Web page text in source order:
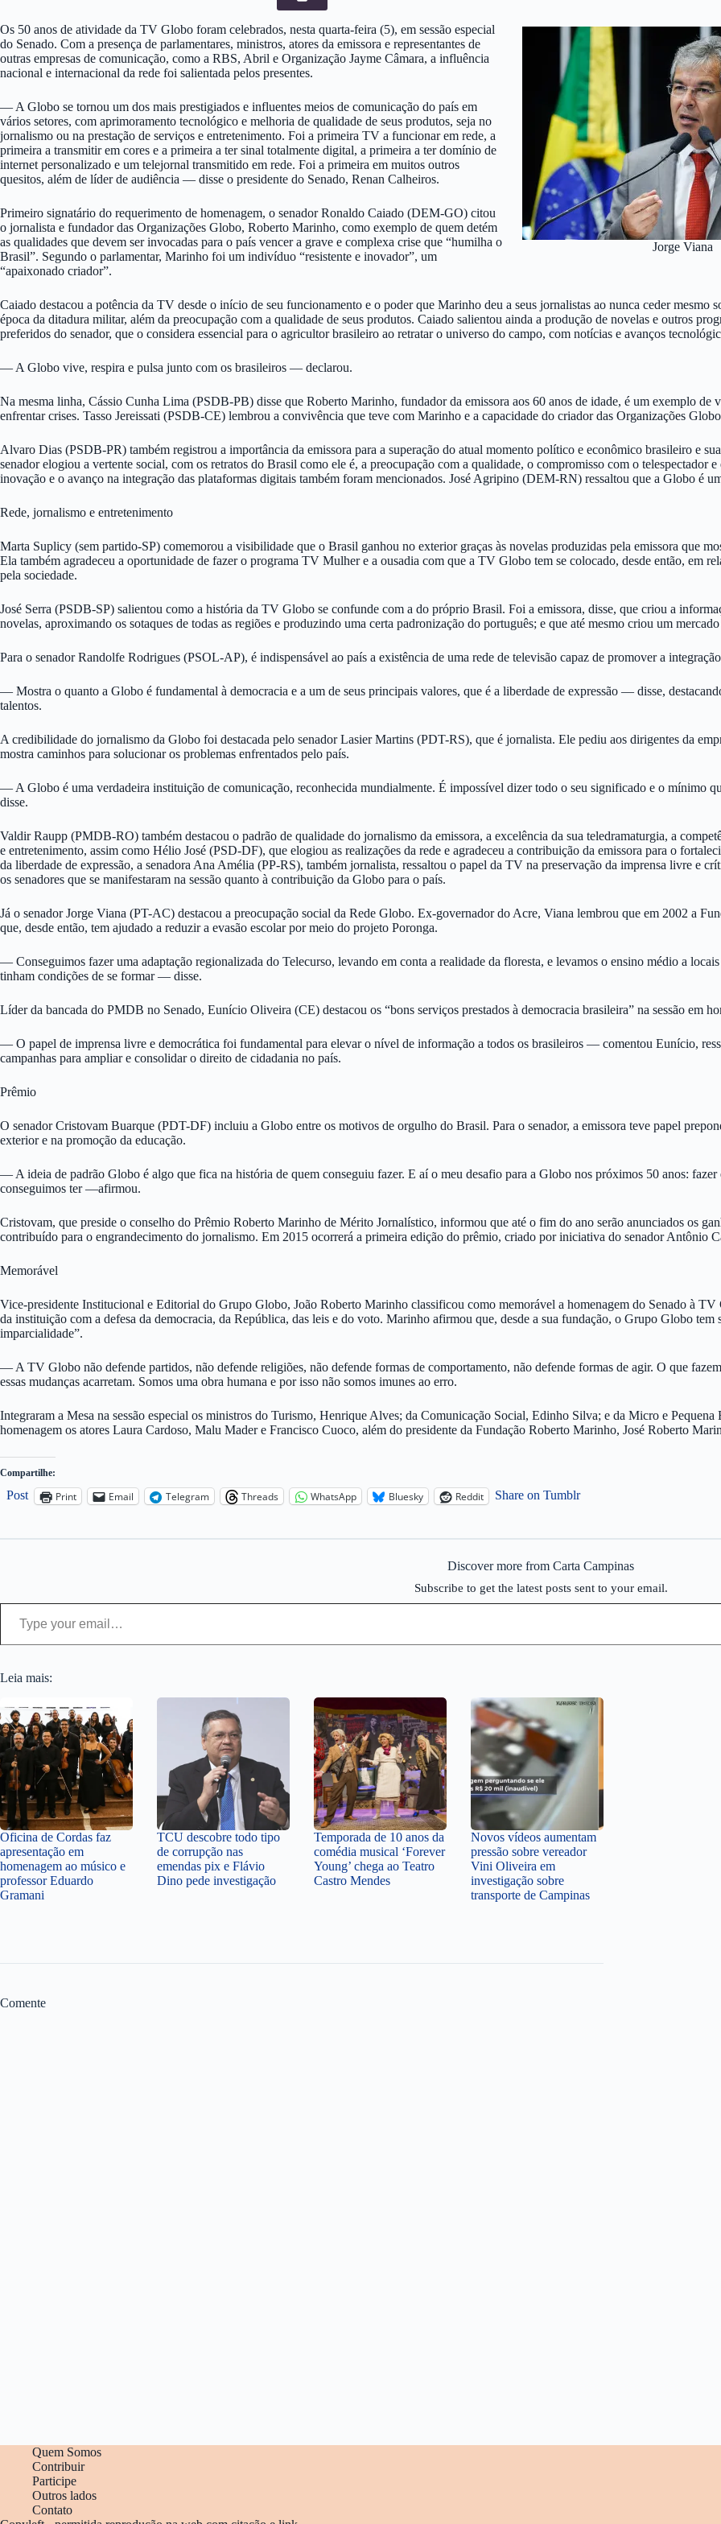
Jorge Viana
Os 50 anos de atividade da TV Globo foram celebrados, nesta quarta-feira (5), em sessão especial
do Senado. Com a presença de parlamentares, ministros, atores da emissora e representantes de
outras empresas de comunicação, como a RBS, Abril e Organização Jayme Câmara, a influência
nacional e internacional da rede foi salientada pelos presentes.
— A Globo se tornou um dos mais prestigiados e influentes meios de comunicação do país em
vários setores, com aprimoramento tecnológico e melhoria de qualidade de seus produtos, seja no
jornalismo ou na prestação de serviços e entretenimento. Foi a primeira TV a funcionar em rede, a
primeira a transmitir em cores e a primeira a ter sinal totalmente digital, a primeira a ter domínio de
internet personalizado e um telejornal transmitido em rede. Foi a primeira em muitos outros
quesitos, além de líder de audiência — disse o presidente do Senado, Renan Calheiros.
Primeiro signatário do requerimento de homenagem, o senador Ronaldo Caiado (DEM-GO) citou
o jornalista e fundador das Organizações Globo, Roberto Marinho, como exemplo de quem detém
as qualidades que devem ser invocadas para o país vencer a grave e complexa crise que “humilha o
Brasil”. Segundo o parlamentar, Marinho foi um indivíduo “resistente e inovador”, um
“apaixonado criador”.
Caiado destacou a potência da TV desde o início de seu funcionamento e o poder que Marinho deu a seus jornalistas ao nunca ceder mesmo
época da ditadura militar, além da preocupação com a qualidade de seus produtos. Caiado salientou ainda a produção de novelas e outros
preferidos do senador, que o considera essencial para o agricultor brasileiro ao retratar o universo do campo, com notícias e avanços
— A Globo vive, respira e pulsa junto com os brasileiros — declarou.
Na mesma linha, Cássio Cunha Lima (PSDB-PB) disse que Roberto Marinho, fundador da emissora aos 60 anos de idade, é um exemplo de
enfrentar crises. Tasso Jereissati (PSDB-CE) lembrou a convivência que teve com Marinho e a capacidade do criador das Organizações Globo
Alvaro Dias (PSDB-PR) também registrou a importância da emissora para a superação do atual momento político e econômico brasileiro e
senador elogiou a vertente social, com os retratos do Brasil como ele é, a preocupação com a qualidade, o compromisso com o telespectador
inovação e o avanço na integração das plataformas digitais também foram mencionados. José Agripino (DEM-RN) ressaltou que a Globo é
Rede, jornalismo e entretenimento
Marta Suplicy (sem partido-SP) comemorou a visibilidade que o Brasil ganhou no exterior graças às novelas produzidas pela emissora que
Ela também agradeceu a oportunidade de fazer o programa TV Mulher e a ousadia com que a TV Globo tem se colocado, desde então, em
pela sociedade.
José Serra (PSDB-SP) salientou como a história da TV Globo se confunde com a do próprio Brasil. Foi a emissora, disse, que criou a
novelas, aproximando os sotaques de todas as regiões e produzindo uma certa padronização do português; e que até mesmo criou um
Para o senador Randolfe Rodrigues (PSOL-AP), é indispensável ao país a existência de uma rede de televisão capaz de promover a
— Mostra o quanto a Globo é fundamental à democracia e a um de seus principais valores, que é a liberdade de expressão — disse,
talentos.
A credibilidade do jornalismo da Globo foi destacada pelo senador Lasier Martins (PDT-RS), que é jornalista. Ele pediu aos dirigentes da
mostra caminhos para solucionar os problemas enfrentados pelo país.
— A Globo é uma verdadeira instituição de comunicação, reconhecida mundialmente. É impossível dizer todo o seu significado e o mínimo
disse.
Valdir Raupp (PMDB-RO) também destacou o padrão de qualidade do jornalismo da emissora, a excelência da sua teledramaturgia, a
e entretenimento, assim como Hélio José (PSD-DF), que elogiou as realizações da rede e agradeceu a contribuição da emissora para o
da liberdade de expressão, a senadora Ana Amélia (PP-RS), também jornalista, ressaltou o papel da TV na preservação da imprensa livre
os senadores que se manifestaram na sessão quanto à contribuição da Globo para o país.
Já o senador Jorge Viana (PT-AC) destacou a preocupação social da Rede Globo. Ex-governador do Acre, Viana lembrou que em 2002 a
que, desde então, tem ajudado a reduzir a evasão escolar por meio do projeto Poronga.
— Conseguimos fazer uma adaptação regionalizada do Telecurso, levando em conta a realidade da floresta, e levamos o ensino médio a
tinham condições de se formar — disse.
Líder da bancada do PMDB no Senado, Eunício Oliveira (CE) destacou os “bons serviços prestados à democracia brasileira” na sessão em
— O papel de imprensa livre e democrática foi fundamental para elevar o nível de informação a todos os brasileiros — comentou Eunício,
campanhas para ampliar e consolidar o direito de cidadania no país.
Prêmio
O senador Cristovam Buarque (PDT-DF) incluiu a Globo entre os motivos de orgulho do Brasil. Para o senador, a emissora teve papel
exterior e na promoção da educação.
— A ideia de padrão Globo é algo que fica na história de quem conseguiu fazer. E aí o meu desafio para a Globo nos próximos 50 anos:
conseguimos ter —afirmou.
Cristovam, que preside o conselho do Prêmio Roberto Marinho de Mérito Jornalístico, informou que até o fim do ano serão anunciados os
contribuído para o engrandecimento do jornalismo. Em 2015 ocorrerá a primeira edição do prêmio, criado por iniciativa do senador Antônio
Memorável
Vice-presidente Institucional e Editorial do Grupo Globo, João Roberto Marinho classificou como memorável a homenagem do Senado à
da instituição com a defesa da democracia, da República, das leis e do voto. Marinho afirmou que, desde a sua fundação, o Grupo Globo
imparcialidade”.
— A TV Globo não defende partidos, não defende religiões, não defende formas de comportamento, não defende formas de agir. O que
essas mudanças acarretam. Somos uma obra humana e por isso não somos imunes ao erro.
Integraram a Mesa na sessão especial os ministros do Turismo, Henrique Alves; da Comunicação Social, Edinho Silva; e da Micro e
homenagem os atores Laura Cardoso, Malu Mader e Francisco Cuoco, além do presidente da Fundação Roberto Marinho, José Roberto
Compartilhe:
Post Print Email Telegram Threads WhatsApp Bluesky Reddit Share on Tumblr
Discover more from Carta Campinas
Subscribe to get the latest posts sent to your email.
Type your email…
Leia mais:
Oficina de Cordas faz
apresentação em
homenagem ao músico e
professor Eduardo
Gramani
TCU descobre todo tipo
de corrupção nas
emendas pix e Flávio
Dino pede investigação
Temporada de 10 anos da
comédia musical ‘Forever
Young’ chega ao Teatro
Castro Mendes
Novos vídeos aumentam
pressão sobre vereador
Vini Oliveira em
investigação sobre
transporte de Campinas
Comente
Quem Somos
Contribuir
Participe
Outros lados
Contato